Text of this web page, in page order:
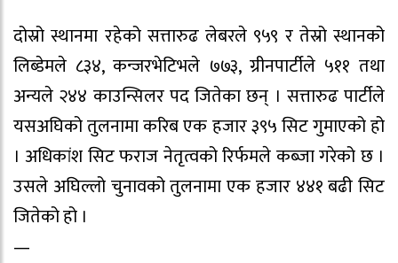
दोस्रो स्थानमा रहेको सत्तारुढ लेबरले ९५९ र तेस्रो स्थानको
लिब्डेमले ८३४, कन्जरभेटिभले ७७३, ग्रीनपार्टीले ५११ तथा
अन्यले २४४ काउन्सिलर पद जितेका छन् । सत्तारुढ पार्टीले
यसअघिको तुलनामा करिब एक हजार ३९५ सिट गुमाएको हो
। अधिकांश सिट फराज नेतृत्वको रिर्फमले कब्जा गरेको छ ।
उसले अघिल्लो चुनावको तुलनामा एक हजार ४४१ बढी सिट
जितेको हो ।
—